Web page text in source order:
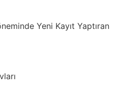
Yeni Kayıt Yaptıran